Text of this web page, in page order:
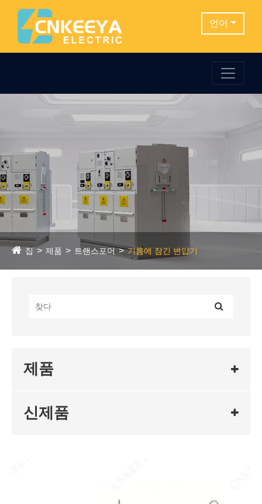
언어
집 제품 트랜스포머 기름에 잠긴 변압기
제품
신제품